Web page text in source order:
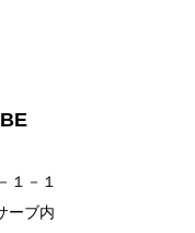
１－１
ーブ内